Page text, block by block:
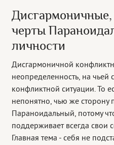
черты
личности
Дисгармоничной
неопределенность, на чьей
конфликтной ситуации. То
непонятно, чью же сторону
Параноидальный, потому
поддерживает всегда свои
Главная тема - себя не